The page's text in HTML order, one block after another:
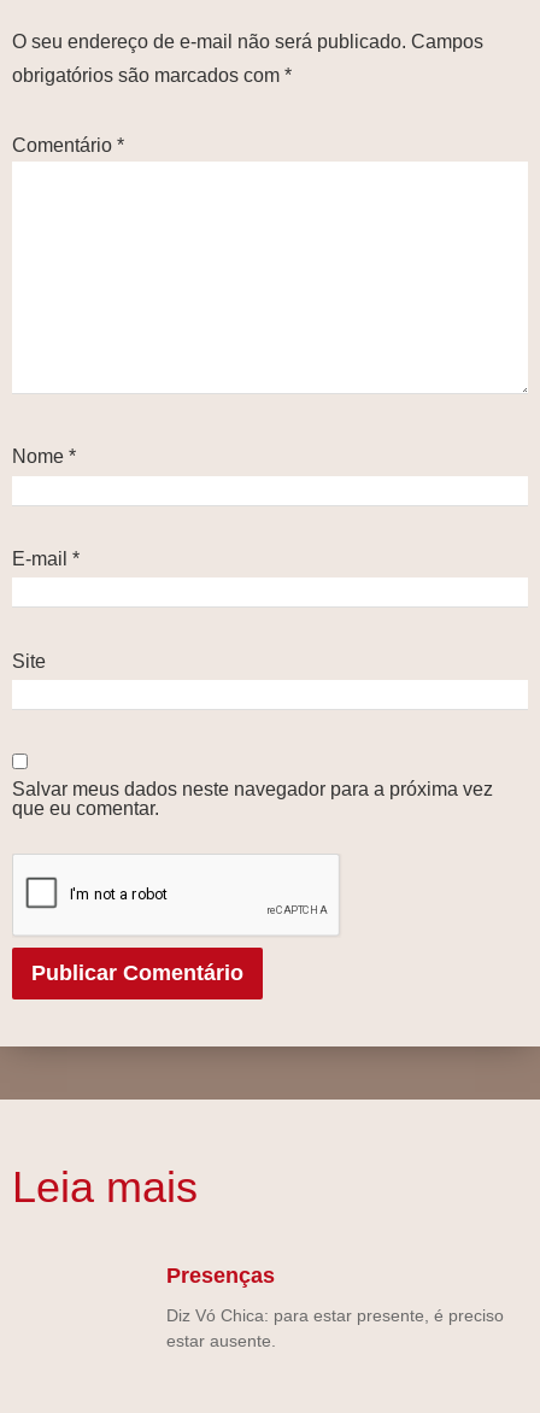
O seu endereço de e-mail não será publicado. Campos
obrigatórios são marcados com *
Comentário *
Nome *
E-mail *
Site
Salvar meus dados neste navegador para a próxima vez
que eu comentar.
Leia mais
Presenças
Diz Vó Chica: para estar presente, é preciso
estar ausente.